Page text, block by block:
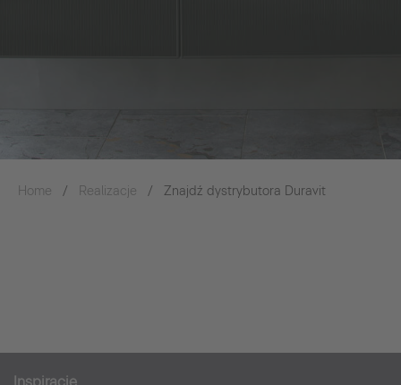
Home Realizacje Znajdź dystrybutora Duravit